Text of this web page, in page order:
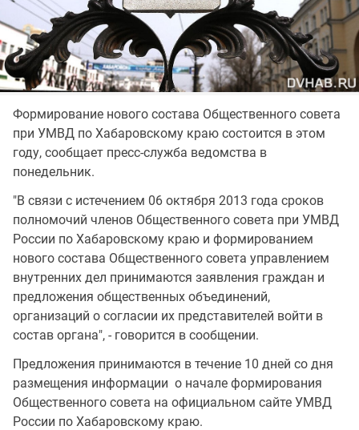
Формирование нового состава Общественного совета
при УМВД по Хабаровскому краю состоится в этом
году, сообщает пресс-служба ведомства в
понедельник.
"В связи с истечением 06 октября 2013 года сроков
полномочий членов Общественного совета при УМВД
России по Хабаровскому краю и формированием
нового состава Общественного совета управлением
внутренних дел принимаются заявления граждан и
предложения общественных объединений,
организаций о согласии их представителей войти в
состав органа", - говорится в сообщении.
Предложения принимаются в течение 10 дней со дня
размещения информации о начале формирования
Общественного совета на официальном сайте УМВД
России по Хабаровскому краю.